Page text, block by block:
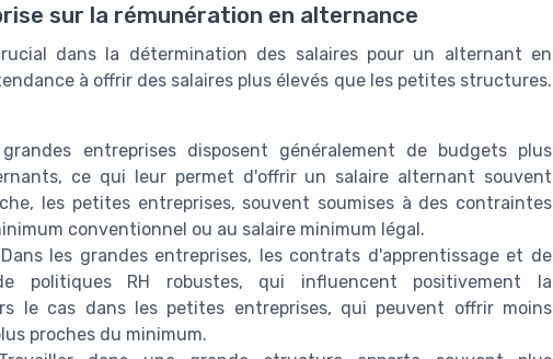
sur la rémunération en alternance
dans la détermination des salaires pour un alternant en
à offrir des salaires plus élevés que les petites structures.
entreprises disposent généralement de budgets plus
ce qui leur permet d'offrir un salaire alternant souvent
les petites entreprises, souvent soumises à des contraintes
conventionnel ou au salaire minimum légal.
les grandes entreprises, les contrats d'apprentissage et de
politiques RH robustes, qui influencent positivement la
le cas dans les petites entreprises, qui peuvent offrir moins
proches du minimum.